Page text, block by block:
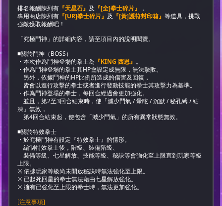
排名報酬陳列有 『天星石』 及 『[全]拳士碎片』
，
專用商店陳列有 『[UR]拳士碎片』 及 『[黃]護符封印箱』等道具，挑戰
強敵獲取報酬吧！
「究極鬥神」的詳細內容，請至項目內的說明閱覽。
■關於鬥神（BOSS）
・本次作為鬥神登場的拳士為 『KING 西恩』 。
・作為鬥神登場的拳士其HP會設定成無限，無法擊敗。
另外，依據鬥神的HP比例所造成的傷害及回復，
皆會以進行攻擊的拳士或者進行發動技能的拳士其攻擊力為基準。
・作為鬥神登場的拳士，每回合經過會更加強化。
並且，第2至3回合結束時，使「減少鬥氣 / 暈眩 / 沉默 / 秘孔縛 / 結
凍」無效，
第4回合結束起，使包含「減少鬥氣」的所有異常狀態無效。
■關於特效拳士
・於究極鬥神有設定『特效拳士』的情形。
編制特效拳士後，階級、裝備階級、
裝備等級、七星解放、技能等級、秘訣等會強化至上限直到玩家等級
上限。
※ 依據玩家等級尚未開放秘訣時無法強化至上限。
※ 已起死回星的拳士無法藉由七星解放強化。
※ 擁有已強化至上限的拳士時，無法更加強化。
[注意事項]